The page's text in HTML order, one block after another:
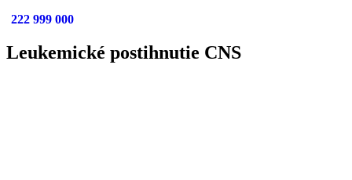
222 999 000
Leukemické postihnutie CNS